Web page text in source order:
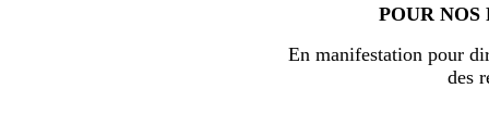
POUR
En manifestation pour
des